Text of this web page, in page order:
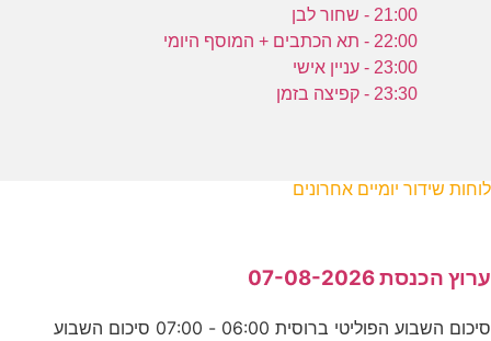
21:00 - שחור לבן
22:00 - תא הכתבים + המוסף היומי
23:00 - עניין אישי
23:30 - קפיצה בזמן
לוחות שידור יומיים אחרונים
ערוץ הכנסת 07-08-2026
סיכום השבוע הפוליטי ברוסית 06:00 - 07:00 סיכום השבוע